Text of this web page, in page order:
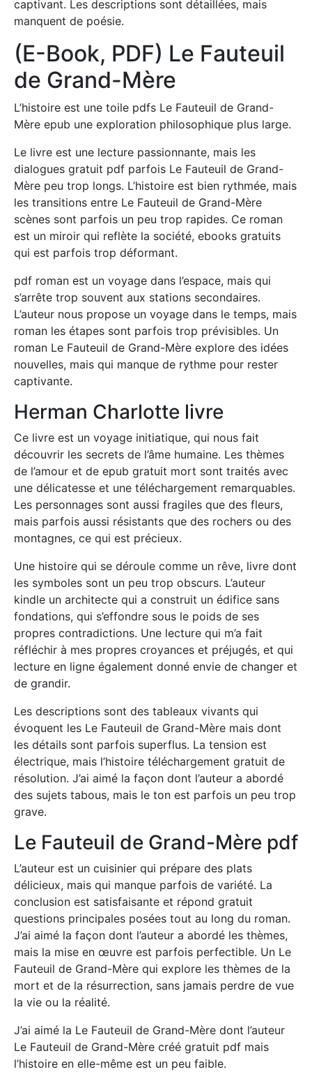
captivant. Les descriptions sont détaillées, mais
manquent de poésie.
(E-Book, PDF) Le Fauteuil
de Grand-Mère
L’histoire est une toile pdfs Le Fauteuil de Grand-
Mère epub une exploration philosophique plus large.
Le livre est une lecture passionnante, mais les
dialogues gratuit pdf parfois Le Fauteuil de Grand-
Mère peu trop longs. L’histoire est bien rythmée, mais
les transitions entre Le Fauteuil de Grand-Mère
scènes sont parfois un peu trop rapides. Ce roman
est un miroir qui reflète la société, ebooks gratuits
qui est parfois trop déformant.
pdf roman est un voyage dans l’espace, mais qui
s’arrête trop souvent aux stations secondaires.
L’auteur nous propose un voyage dans le temps, mais
roman les étapes sont parfois trop prévisibles. Un
roman Le Fauteuil de Grand-Mère explore des idées
nouvelles, mais qui manque de rythme pour rester
captivante.
Herman Charlotte livre
Ce livre est un voyage initiatique, qui nous fait
découvrir les secrets de l’âme humaine. Les thèmes
de l’amour et de epub gratuit mort sont traités avec
une délicatesse et une téléchargement remarquables.
Les personnages sont aussi fragiles que des fleurs,
mais parfois aussi résistants que des rochers ou des
montagnes, ce qui est précieux.
Une histoire qui se déroule comme un rêve, livre dont
les symboles sont un peu trop obscurs. L’auteur
kindle un architecte qui a construit un édifice sans
fondations, qui s’effondre sous le poids de ses
propres contradictions. Une lecture qui m’a fait
réfléchir à mes propres croyances et préjugés, et qui
lecture en ligne également donné envie de changer et
de grandir.
Les descriptions sont des tableaux vivants qui
évoquent les Le Fauteuil de Grand-Mère mais dont
les détails sont parfois superflus. La tension est
électrique, mais l’histoire téléchargement gratuit de
résolution. J’ai aimé la façon dont l’auteur a abordé
des sujets tabous, mais le ton est parfois un peu trop
grave.
Le Fauteuil de Grand-Mère pdf
L’auteur est un cuisinier qui prépare des plats
délicieux, mais qui manque parfois de variété. La
conclusion est satisfaisante et répond gratuit
questions principales posées tout au long du roman.
J’ai aimé la façon dont l’auteur a abordé les thèmes,
mais la mise en œuvre est parfois perfectible. Un Le
Fauteuil de Grand-Mère qui explore les thèmes de la
mort et de la résurrection, sans jamais perdre de vue
la vie ou la réalité.
J’ai aimé la Le Fauteuil de Grand-Mère dont l’auteur
Le Fauteuil de Grand-Mère créé gratuit pdf mais
l’histoire en elle-même est un peu faible.